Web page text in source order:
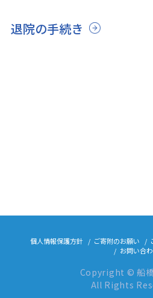
退院の手続き
個人情報保護方針 ご寄附のお願い
お問い合
Copyright © 船
All Rights